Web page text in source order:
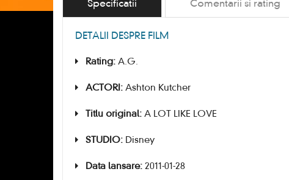
Specificatii Comentarii si rating
DETALII DESPRE FILM
Rating: A.G.
ACTORI: Ashton Kutcher
Titlu original: A LOT LIKE LOVE
STUDIO: Disney
Data lansare: 2011-01-28